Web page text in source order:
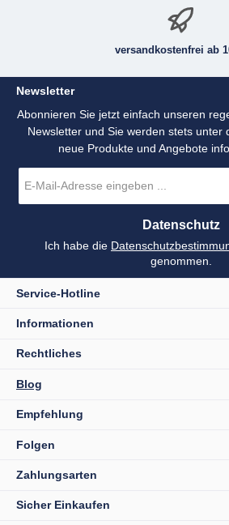
versandkostenfrei ab
Newsletter
Abonnieren Sie jetzt einfach unseren
Newsletter und Sie werden stets unter
neue Produkte und Angebote
Mail-
*
Datenschutz
Ich habe die
genommen.
Service-Hotline
Informationen
Rechtliches
Blog
Empfehlung
Folgen
Zahlungsarten
Sicher Einkaufen